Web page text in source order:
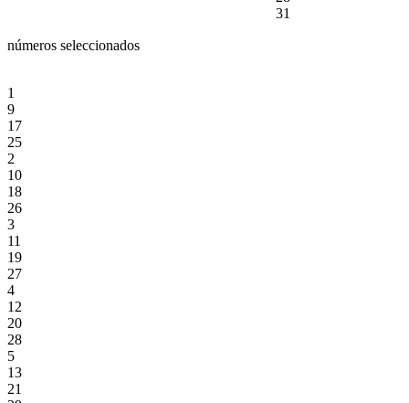
31
números seleccionados
1
9
17
25
2
10
18
26
3
11
19
27
4
12
20
28
5
13
21